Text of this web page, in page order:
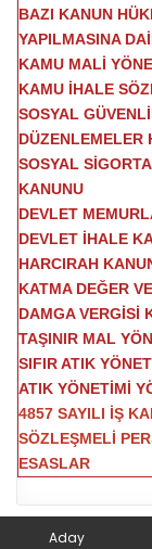
BAZI KANUN
YAPILMASINA
KAMU MALİ
KAMU İHALE
SOSYAL
DÜZENLEMELER
SOSYAL
KANUNU
DEVLET
DEVLET İHALE
HARCIRAH
KATMA DEĞER
DAMGA VERGİSİ
TAŞINIR MAL
SIFIR ATIK
ATIK YÖNETİMİ
4857 SAYILI İŞ
SÖZLEŞMELİ
ESASLAR
Aday